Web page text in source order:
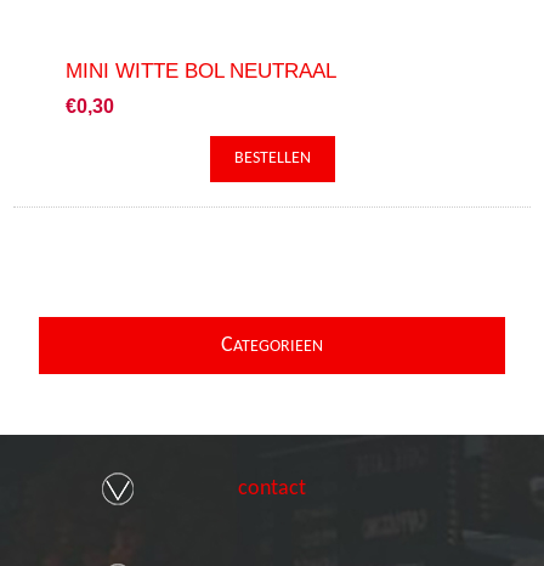
MINI WITTE BOL NEUTRAAL
€0,30
CATEGORIEEN
contact